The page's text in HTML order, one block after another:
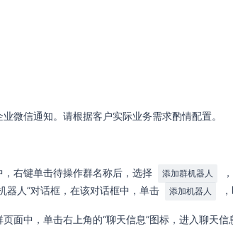
微信通知。请根据客户实际业务需求酌情配置。
右键单击待操作群名称后，选择 添加群机器人
器人”对话框，在该对话框中，单击
添加机器人
面中，单击右上角的“聊天信息”图标，进入聊天信